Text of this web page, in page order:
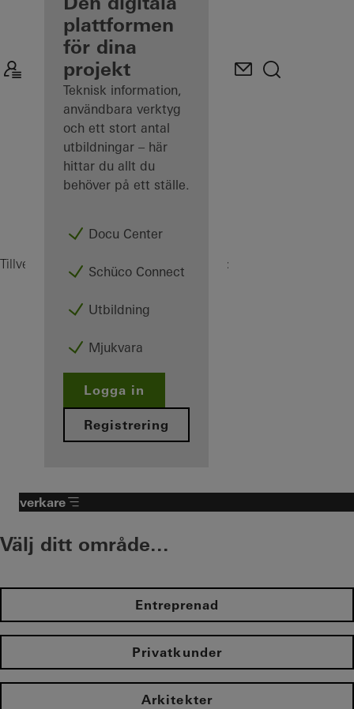
Upptäck
Min
arbetsplats
plattformen
för dina
projekt
Teknisk information,
användbara verktyg
och ett stort antal
utbildningar – här
hittar du allt du
behöver på ett ställe.
Docu Center
Schüco Connect
Utbildning
Mjukvara
Logga in
Registrering
Tillverkare MaskinerService & Support
Tillverkare
Välj ditt område...
Entreprenad
Privatkunder
Arkitekter